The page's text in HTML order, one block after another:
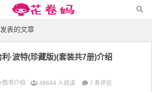
表的文章
利·波特(珍藏版)(套装共7册)介绍
图书介绍 48644 人阅读 7 条评论